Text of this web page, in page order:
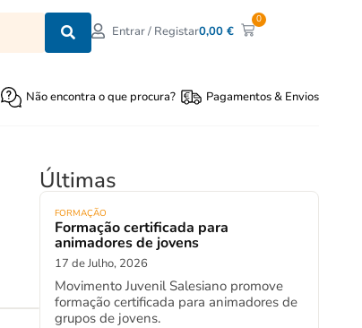
Entrar / Registar0,00€
0
Não encontra o que procura? Pagamentos & Envios
Últimas
FORMAÇÃO
Formação certificada para
animadores de jovens
17 de Julho, 2026
Movimento Juvenil Salesiano promove
formação certificada para animadores de
grupos de jovens.